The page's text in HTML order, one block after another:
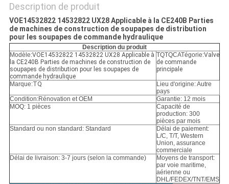
CONFIDENTIALITÉ
Description de produit
VOE14532822 14532822 UX28 Applicable à la CE240B Parties
de machines de construction de soupapes de distribution
pour les soupapes de commande hydraulique
Description du produit
Modèle:VOE14532822 14532822 UX28 Applicable à
la CE240B Parties de machines de construction de
soupapes de distribution pour les soupapes de
commande hydraulique
TQTQCATégorie:Valve
de commande
principale
Marque:TQ
Lieu d'origine: Autre
pays
Condition:Rénovation et OEM
Garantie: 12 mois
MOQ: 1 pièces
Capacité de
production: 300
pièces par mois
Standard ou non standard: Standard
Délai de paiement:
L/C, T/T, Western
Union, assurance
commerciale
Délai de livraison: 3-7 jours (selon la commande)
Moyens de transport:
par voie maritime,
aérienne ou
DHL/FEDEX/TNT/EMS